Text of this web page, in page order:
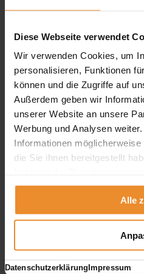
Diese Webseite verwendet
Wir verwenden Cookies, um
personalisieren, Funktionen
können und die Zugriffe auf
Außerdem geben wir
unserer Website an unsere
Werbung und Analysen
Informationen
die Sie ihnen bereitgestellt
Alle
DatenschutzerklärungImpressum
unsere ProvenExpert
Klicken Sie hier um Ihre
Kontakt
0800 5894 97829
angebot@oeltank24.com